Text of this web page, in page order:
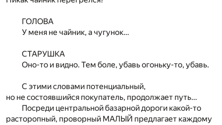
ГОЛОВА
У меня не чайник, а чугунок…
СТАРУШКА
Оно-то и видно. Тем боле, убавь огоньку-то, убавь.
С этими словами потенциальный,
но не состоявшийся покупатель, продолжает путь…
Посреди центральной базарной дороги какой-то
расторопный, проворный МАЛЫЙ предлагает каждому